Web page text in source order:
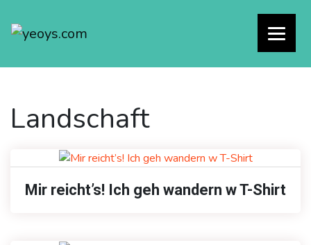
Landschaft
Mir reicht’s! Ich geh wandern w T-Shirt